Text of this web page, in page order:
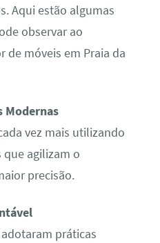
Aqui estão algumas
observar ao
móveis em Praia da
Modernas
vez mais utilizando
agilizam o
precisão.
práticas